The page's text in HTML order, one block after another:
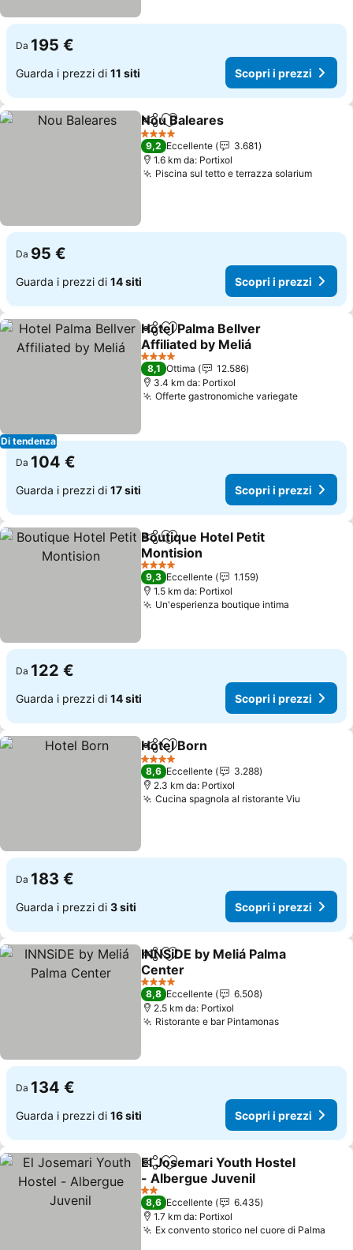
Da 195 €
Guarda i prezzi di 11 siti Scopri i prezzi
CondividiAggiungi ai preferiti
Nou Baleares
4 Stelle
9,2 Eccellente
3.681
1.6 km da: Portixol
Piscina sul tetto e terrazza solarium
Da 95 €
Guarda i prezzi di 14 siti Scopri i prezzi
Di tendenza
CondividiAggiungi ai preferiti
Hotel Palma Bellver
Affiliated by Meliá
Scopri i prezzi
4 Stelle
8,1 Ottima
12.586
3.4 km da: Portixol
Offerte gastronomiche variegateScopri i
Da 104 €
Guarda i prezzi di 17 siti Scopri i prezzi
CondividiAggiungi ai preferiti
Boutique Hotel Petit
Montision
Scopri i prezzi
4 Stelle
9,3 Eccellente
1.159
1.5 km da: Portixol
Un'esperienza boutique intima
Da 122 €
Guarda i prezzi di 14 siti Scopri i prezzi
CondividiAggiungi ai preferiti
Hotel Born
4 Stelle
8,6 Eccellente
3.288
2.3 km da: Portixol
Cucina spagnola al ristorante Viu
Da 183 €
Guarda i prezzi di 3 siti Scopri i prezzi
CondividiAggiungi ai preferiti
INNSiDE by Meliá Palma
Center
Scopri i prezzi
4 Stelle
8,8 Eccellente
6.508
2.5 km da: Portixol
Ristorante e bar PintamonasScopri i
Da 134 €
Guarda i prezzi di 16 siti Scopri i prezzi
CondividiAggiungi ai preferiti
El Josemari Youth Hostel
- Albergue Juvenil
Scopri i prezzi
2 Stelle
8,6 Eccellente
6.435
1.7 km da: Portixol
Ex convento storico nel cuore di Palma